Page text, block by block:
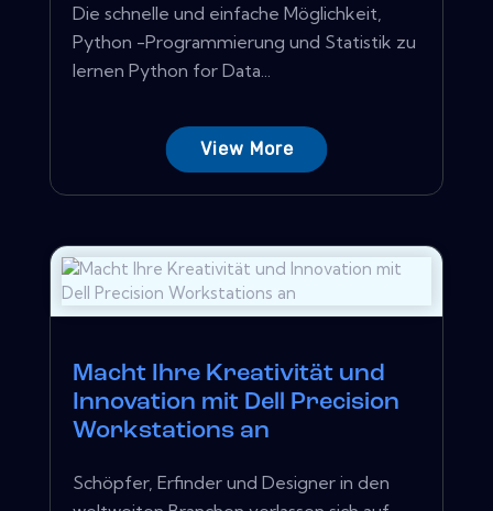
Die schnelle und einfache Möglichkeit,
Python -Programmierung und Statistik zu
lernen Python for Data...
View More
Macht Ihre Kreativität und
Innovation mit Dell Precision
Workstations an
Schöpfer, Erfinder und Designer in den